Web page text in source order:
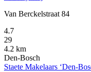
Van Berckelstraat 84
4.7
29
4.2 km
Den-Bosch
Staete Makelaars ‘Den-